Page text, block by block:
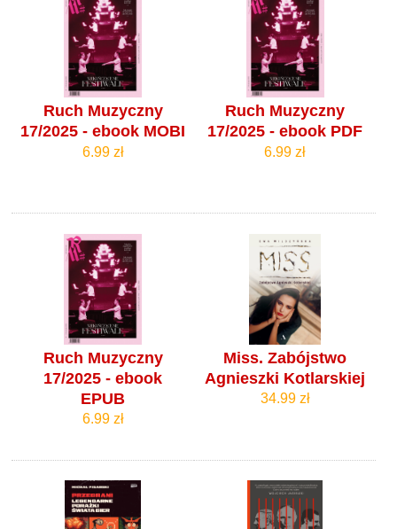
Ruch Muzyczny
17/2025 - ebook MOBI
6.99 zł
Ruch Muzyczny
17/2025 - ebook PDF
6.99 zł
Ruch Muzyczny
17/2025 - ebook
EPUB
6.99 zł
Miss. Zabójstwo
Agnieszki Kotlarskiej
34.99 zł